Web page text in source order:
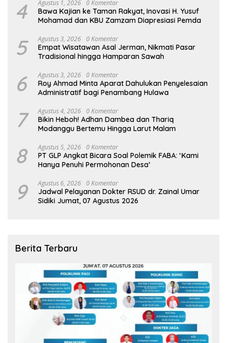
4 Agustus 1, 2026 0 Komentar
Bawa Kajian ke Taman Rakyat, Inovasi H. Yusuf
Mohamad dan KBU Zamzam Diapresiasi Pemda
5 Agustus 3, 2026 0 Komentar
Empat Wisatawan Asal Jerman, Nikmati Pasar
Tradisional hingga Hamparan Sawah
6 Agustus 3, 2026 0 Komentar
Roy Ahmad Minta Aparat Dahulukan Penyelesaian
Administratif bagi Penambang Hulawa
7 Agustus 4, 2026 0 Komentar
Bikin Heboh! Adhan Dambea dan Thariq
Modanggu Bertemu Hingga Larut Malam
8 Agustus 5, 2026 0 Komentar
PT GLP Angkat Bicara Soal Polemik FABA: ‘Kami
Hanya Penuhi Permohonan Desa’
9 Agustus 6, 2026 0 Komentar
Jadwal Pelayanan Dokter RSUD dr. Zainal Umar
Sidiki Jumat, 07 Agustus 2026
Berita Terbaru